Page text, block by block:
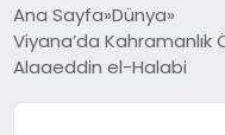
TEKNOLOJI
Ana Sayfa Dünya
Viyana’da Kahramanlık
Alaaeddin el-Halabi